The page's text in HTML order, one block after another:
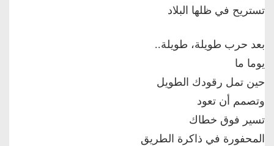
تستريح في ظلها البلاد
بعد حرب طويلة، طويلة..
يوما ما
حين تمل رقودك الطويل
وتصمم أن تعود
تسير فوق خطاك
المحفورة في ذاكرة الطريق